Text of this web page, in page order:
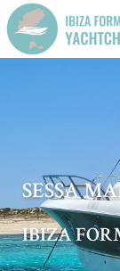
SESSA
IBIZA